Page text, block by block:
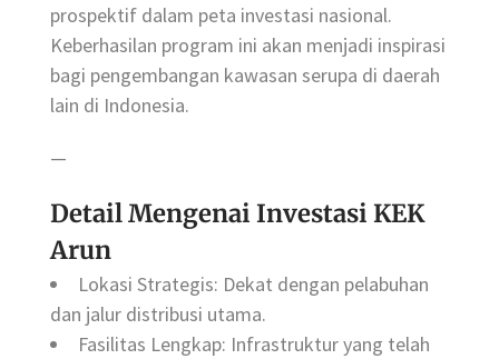
prospektif dalam peta investasi nasional.
Keberhasilan program ini akan menjadi inspirasi
bagi pengembangan kawasan serupa di daerah
lain di Indonesia.
—
Detail Mengenai Investasi KEK
Arun
Lokasi Strategis: Dekat dengan pelabuhan
dan jalur distribusi utama.
Fasilitas Lengkap: Infrastruktur yang telah